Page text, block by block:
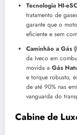
Tecnologia HI-
tratamento de
garante que o
eficiente e sem
Caminhão a Gás
da Iveco em
movida a Gás
e torque robusto,
de até 90% nas
vanguarda do
Cabine de